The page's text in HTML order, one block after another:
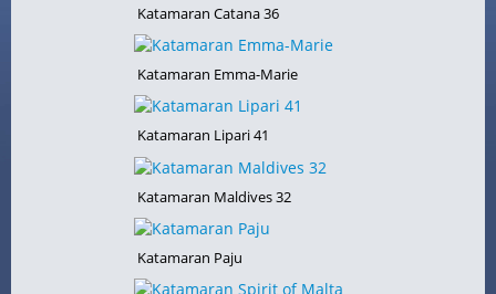
Katamaran Catana 36
Katamaran Emma-Marie
Katamaran Lipari 41
Katamaran Maldives 32
Katamaran Paju